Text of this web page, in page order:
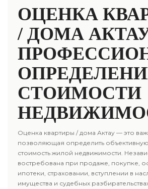
ОЦЕНКА
/ ДОМА
СТОИМОСТИ
Оценка квартиры / дома Актау — это
позволяющая определить
стоимость жилой недвижимости.
востребована при продаже, покупке,
ипотеки, страховании, вступлении в
имущества и судебных